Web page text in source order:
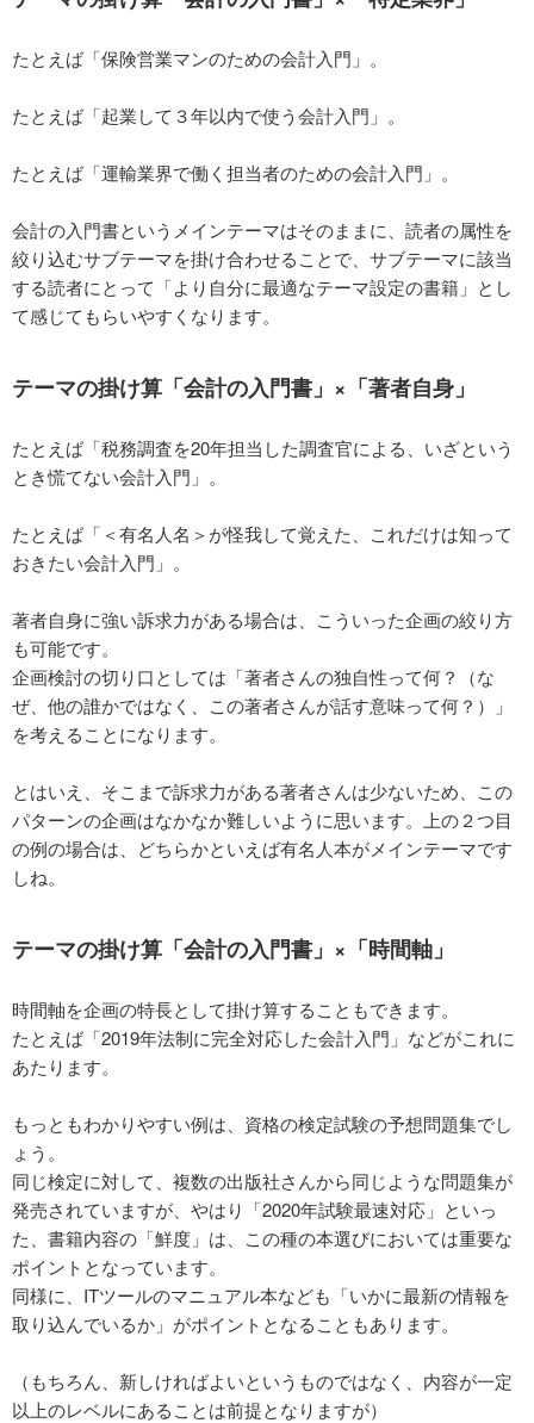
たとえば「保険営業マンのための会計入門」。
たとえば「起業して３年以内で使う会計入門」。
たとえば「運輸業界で働く担当者のための会計入門」。
会計の入門書というメインテーマはそのままに、読者の属性を
絞り込むサブテーマを掛け合わせることで、サブテーマに該当
する読者にとって「より自分に最適なテーマ設定の書籍」とし
て感じてもらいやすくなります。
テーマの掛け算「会計の入門書」×「著者自身」
たとえば「税務調査を20年担当した調査官による、いざという
とき慌てない会計入門」。
たとえば「＜有名人名＞が怪我して覚えた、これだけは知って
おきたい会計入門」。
著者自身に強い訴求力がある場合は、こういった企画の絞り方
も可能です。
企画検討の切り口としては「著者さんの独自性って何？（な
ぜ、他の誰かではなく、この著者さんが話す意味って何？）」
を考えることになります。
とはいえ、そこまで訴求力がある著者さんは少ないため、この
パターンの企画はなかなか難しいように思います。上の２つ目
の例の場合は、どちらかといえば有名人本がメインテーマです
しね。
テーマの掛け算「会計の入門書」×「時間軸」
時間軸を企画の特長として掛け算することもできます。
たとえば「2019年法制に完全対応した会計入門」などがこれに
あたります。
もっともわかりやすい例は、資格の検定試験の予想問題集でし
ょう。
同じ検定に対して、複数の出版社さんから同じような問題集が
発売されていますが、やはり「2020年試験最速対応」といっ
た、書籍内容の「鮮度」は、この種の本選びにおいては重要な
ポイントとなっています。
同様に、ITツールのマニュアル本なども「いかに最新の情報を
取り込んでいるか」がポイントとなることもあります。
（もちろん、新しければよいというものではなく、内容が一定
以上のレベルにあることは前提となりますが）